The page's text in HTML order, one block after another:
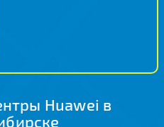
Huawei в